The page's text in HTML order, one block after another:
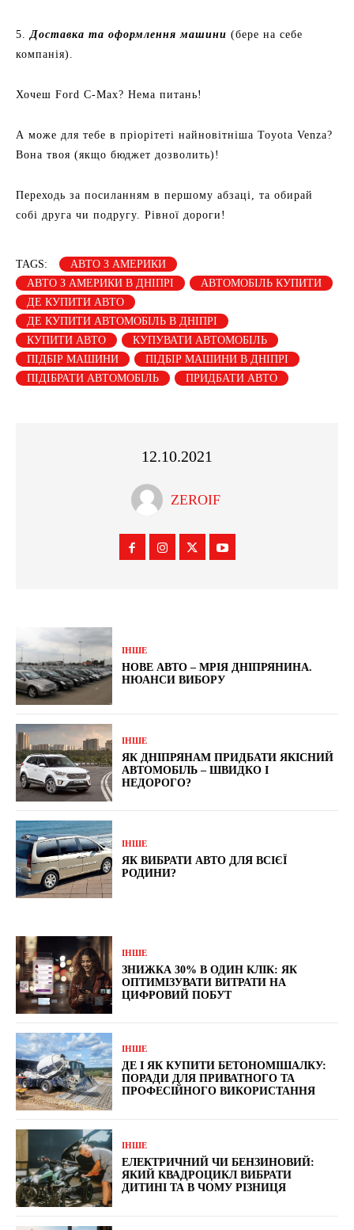
5. Доставка та оформлення машини (бере на себе
компанія).
Хочеш Ford C-Max? Нема питань!
А може для тебе в пріорітеті найновітніша Toyota Venza?
Вона твоя (якщо бюджет дозволить)!
Переходь за посиланням в першому абзаці, та обирай
собі друга чи подругу. Рівної дороги!
TAGS:
АВТО З АМЕРИКИ
АВТО З АМЕРИКИ В ДНІПРІ
АВТОМОБІЛЬ КУПИТИ
ДЕ КУПИТИ АВТО
ДЕ КУПИТИ АВТОМОБІЛЬ В ДНІПРІ
КУПИТИ АВТО
КУПУВАТИ АВТОМОБІЛЬ
ПІДБІР МАШИНИ
ПІДБІР МАШИНИ В ДНІПРІ
ПІДІБРАТИ АВТОМОБІЛЬ
ПРИДБАТИ АВТО
12.10.2021
ZEROIF
ІНШЕ
НОВЕ АВТО – МРІЯ ДНІПРЯНИНА.
НЮАНСИ ВИБОРУ
ІНШЕ
ЯК ДНІПРЯНАМ ПРИДБАТИ ЯКІСНИЙ
АВТОМОБІЛЬ – ШВИДКО І
НЕДОРОГО?
ІНШЕ
ЯК ВИБРАТИ АВТО ДЛЯ ВСІЄЇ
РОДИНИ?
ІНШЕ
ЗНИЖКА 30% В ОДИН КЛІК: ЯК
ОПТИМІЗУВАТИ ВИТРАТИ НА
ЦИФРОВИЙ ПОБУТ
ІНШЕ
ДЕ І ЯК КУПИТИ БЕТОНОМІШАЛКУ:
ПОРАДИ ДЛЯ ПРИВАТНОГО ТА
ПРОФЕСІЙНОГО ВИКОРИСТАННЯ
ІНШЕ
ЕЛЕКТРИЧНИЙ ЧИ БЕНЗИНОВИЙ:
ЯКИЙ КВАДРОЦИКЛ ВИБРАТИ
ДИТИНІ ТА В ЧОМУ РІЗНИЦЯ